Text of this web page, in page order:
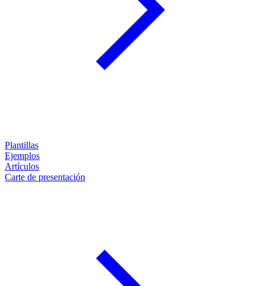
Plantillas
Ejemplos
Artículos
Carte de presentación